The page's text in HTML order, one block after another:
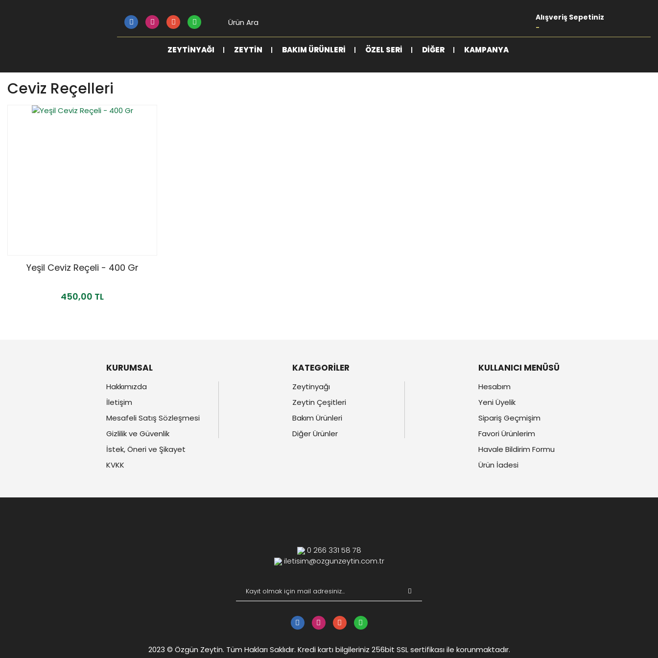
Alışveriş Sepetiniz
-
ZEYTINYAĞI ZEYTIN BAKIM ÜRÜNLERI ÖZEL SERI DIĞER KAMPANYA
Ceviz Reçelleri
Yeşil Ceviz Reçeli - 400 Gr
450,00 TL
KURUMSAL
Hakkımızda
İletişim
Mesafeli Satış Sözleşmesi
Gizlilik ve Güvenlik
İstek, Öneri ve Şikayet
KVKK
KATEGORİLER
Zeytinyağı
Zeytin Çeşitleri
Bakım Ürünleri
Diğer Ürünler
KULLANICI MENÜSÜ
Hesabım
Yeni Üyelik
Sipariş Geçmişim
Favori Ürünlerim
Havale Bildirim Formu
Ürün İadesi
0 266 331 58 78
iletisim@ozgunzeytin.com.tr
2023 © Özgün Zeytin. Tüm Hakları Saklıdır. Kredi kartı bilgileriniz 256bit SSL sertifikası ile korunmaktadır.